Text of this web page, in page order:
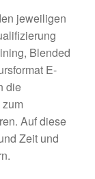
jeweiligen
Blended
E-
die
Auf diese
Zeit und